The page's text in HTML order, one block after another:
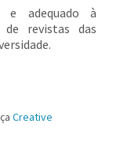
e adequado à
revistas das
Creative